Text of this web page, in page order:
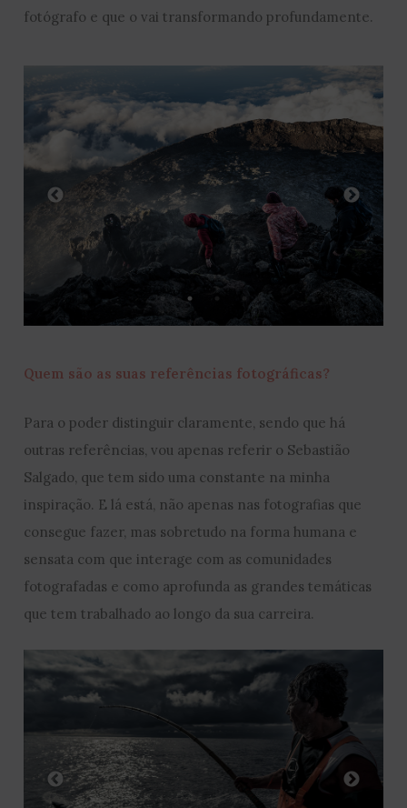
fotógrafo e que o vai transformando profundamente.
Quem são as suas referências fotográficas?
Para o poder distinguir claramente, sendo que há
outras referências, vou apenas referir o Sebastião
Salgado, que tem sido uma constante na minha
inspiração. E lá está, não apenas nas fotografias que
consegue fazer, mas sobretudo na forma humana e
sensata com que interage com as comunidades
fotografadas e como aprofunda as grandes temáticas
que tem trabalhado ao longo da sua carreira.